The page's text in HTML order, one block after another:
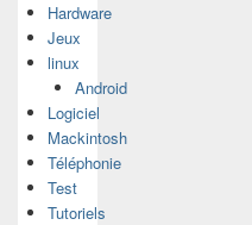
Hardware
Jeux
linux
Android
Logiciel
Mackintosh
Téléphonie
Test
Tutoriels